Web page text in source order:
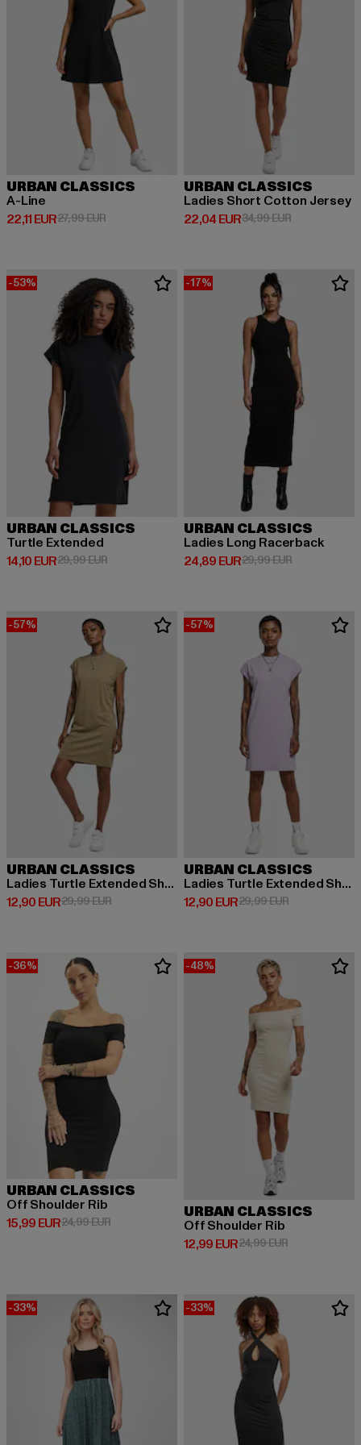
URBAN CLASSICS
A-Line
22,11 EUR
Derzeitiger Preis: 22,11 EUR
27,99 EURAktionspreis: 27,99 EUR
URBAN CLASSICS
Ladies Short Cotton Jersey
22,04 EUR
Derzeitiger Preis: 22,04 EUR
34,99 EURAktionspreis:
-53%
URBAN CLASSICS
Turtle Extended
14,10 EUR
Derzeitiger Preis: 14,10 EUR
29,99 EURAktionspreis: 29,99 EUR
-17%
URBAN CLASSICS
Ladies Long Racerback
24,89 EUR
Derzeitiger Preis: 24,89 EUR
29,99 EURAktionspreis:
-57%
URBAN CLASSICS
Ladies Turtle Extended Shoulder
12,90 EUR
Derzeitiger Preis: 12,90 EUR
29,99 EURAktionspreis: 29,99 EUR
-57%
URBAN CLASSICS
Ladies Turtle Extended Shoulder
12,90 EUR
Derzeitiger Preis: 12,90 EUR
29,99 EURAktionspreis:
-36%
URBAN CLASSICS
Off Shoulder Rib
15,99 EUR
Derzeitiger Preis: 15,99 EUR
24,99 EURAktionspreis: 24,99 EUR
-48%
URBAN CLASSICS
Off Shoulder Rib
12,99 EUR
Derzeitiger Preis: 12,99 EUR
24,99 EURAktionspreis:
-33% -33%